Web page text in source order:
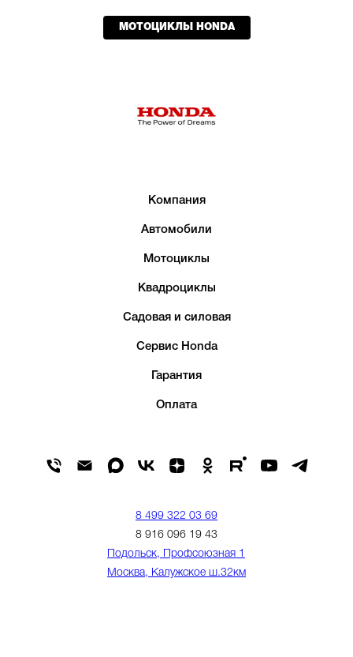
МОТОЦИКЛЫ HONDA
Компания
Автомобили
Мотоциклы
Квадроциклы
Садовая и силовая
Сервис Honda
Гарантия
Оплата
8 499 322 03 69
8 916 096 19 43
Подольск, Профсоюзная 1
Москва, Калужское ш.32км